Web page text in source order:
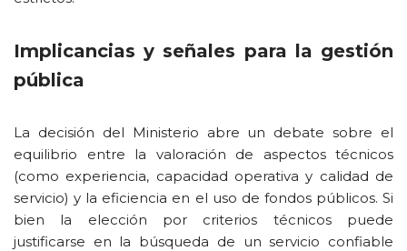
Implicancias y señales para la gestión
pública
La decisión del Ministerio abre un debate sobre el
equilibrio entre la valoración de aspectos técnicos
(como experiencia, capacidad operativa y calidad de
servicio) y la eficiencia en el uso de fondos públicos. Si
bien la elección por criterios técnicos puede
justificarse en la búsqueda de un servicio confiable